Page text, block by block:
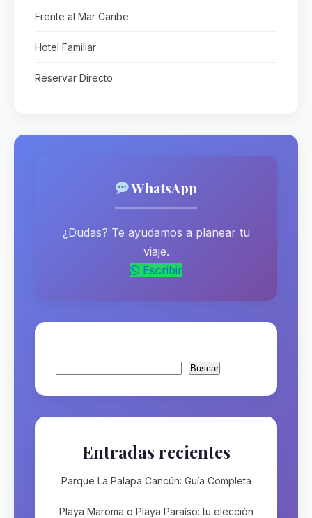
Frente al Mar Caribe
Hotel Familiar
Reservar Directo
WhatsApp
¿Dudas? Te ayudamos a planear tu
viaje.
Escribir
Buscar
Entradas recientes
Parque La Palapa Cancún: Guía Completa
Playa Maroma o Playa Paraíso: tu elección